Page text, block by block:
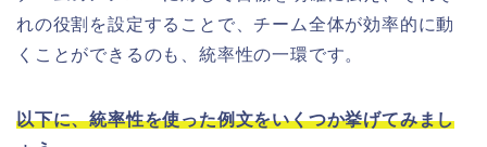
れの役割を設定することで、チーム全体が効率的に動
くことができるのも、統率性の一環です。
以下に、統率性を使った例文をいくつか挙げてみまし